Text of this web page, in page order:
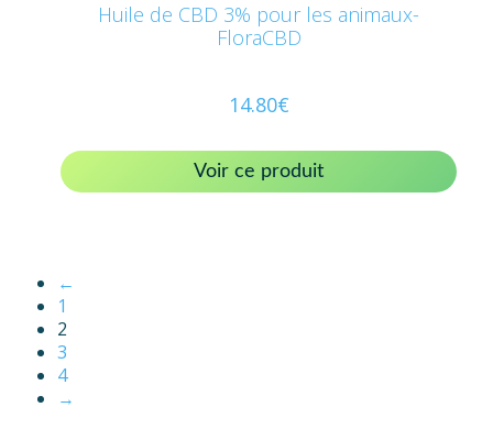
Huile de CBD 3% pour les animaux-
FloraCBD
14.80€
Voir ce produit
←
1
2
3
4
→